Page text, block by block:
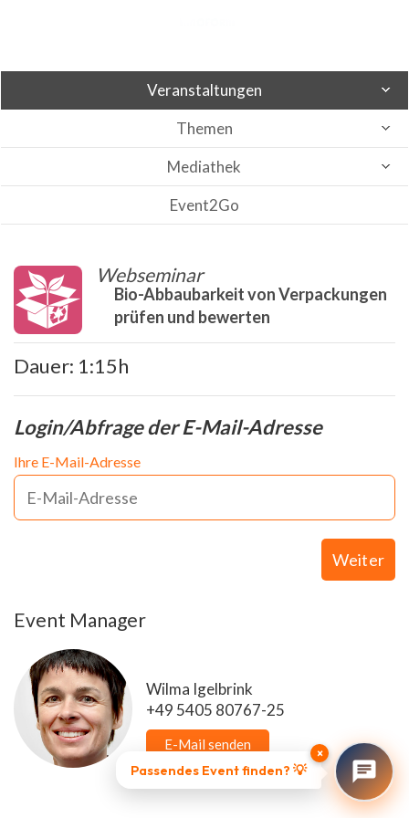
Veranstaltungen
Themen
Mediathek
Event2Go
Webseminar
Bio-Abbaubarkeit von Verpackungen
prüfen und bewerten
Dauer: 1:15h
Login/Abfrage der E-Mail-Adresse
Ihre E-Mail-Adresse
Weiter
Event Manager
Wilma Igelbrink
+49 5405 80767-25
E-Mail senden
×
Passendes Event finden? 💡